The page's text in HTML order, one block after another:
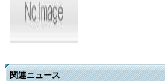
関連ニュース